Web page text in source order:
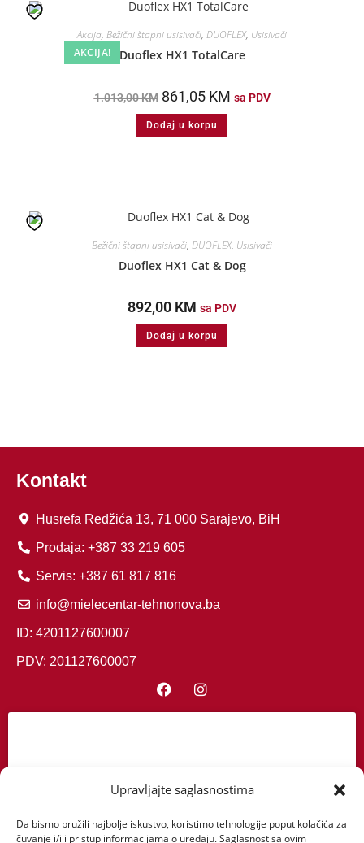
Upravljajte saglasnostima
Da bismo pružili najbolje iskustvo, koristimo tehnologije poput kolačića za
čuvanje i/ili pristup informacijama o uređaju. Saglasnost sa ovim
AKCIJA!
Akcija, Bežični štapni usisivači, DUOFLEX, Usisivači
Duoflex HX1 TotalCare
1.013,00KM 861,05 KM sa PDV
Dodaj u korpu
Bežični štapni usisivači, DUOFLEX, Usisivači
Duoflex HX1 Cat & Dog
892,00 KM sa PDV
Dodaj u korpu
kolačiće i omogućili ovaj sadržaj
Kontakt
Husrefa Redžića 13, 71 000 Sarajevo, BiH
Prodaja: +387 33 219 605
Servis: +387 61 817 816
info@mielecentar-tehnonova.ba
ID: 4201127600007
PDV: 201127600007